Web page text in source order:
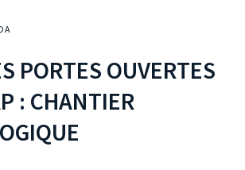
PORTES OUVERTES
: CHANTIER